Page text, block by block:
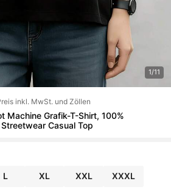
1/11
inkl. MwSt. und Zöllen
Machine Grafik-T-Shirt, 100%
Casual Top
L XL XXL XXXL